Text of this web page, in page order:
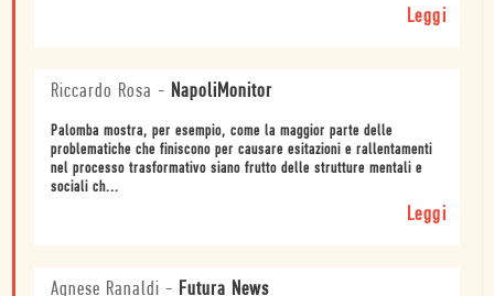
Leggi
Riccardo Rosa - NapoliMonitor
Palomba mostra, per esempio, come la maggior parte delle
problematiche che finiscono per causare esitazioni e rallentamenti
nel processo trasformativo siano frutto delle strutture mentali e
sociali ch...
Leggi
Agnese Ranaldi - Futura News